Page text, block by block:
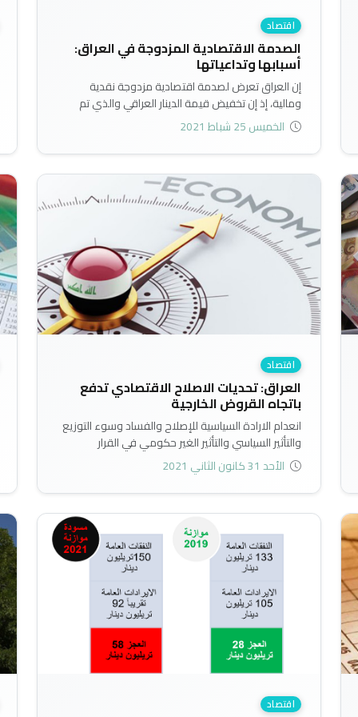
اقتصاد
الصدمة الاقتصادية المزدوجة في العراق:
أسبابها وتداعياتها
إن العراق تعرض لصدمة اقتصادية مزدوجة نقدية
ومالية، إذ إن تخفيض قيمة الدينار العراقي والذي تم
تنفيذه بشكل مباشر بالتزامن مع تخفيض تعويضات
الموظفين بنسبة كبيرة التي لا تزال قيد النقاش تحت قبة
البرلمان وكان لها أثراً إعلامياً، أديا معاً لتراجع النشاط
الاقتصادي بسبب حالة الغموض والتخوف بشأن
الخميس 25 شباط 2021
اقتصاد
العراق: تحديات الاصلاح الاقتصادي تدفع
باتجاه القروض الخارجية
انعدام الارادة السياسية للإصلاح والفساد وسوء التوزيع
والتأثير السياسي والتأثير الغير حكومي في القرار
الاقتصادي سوف تحرم العراق من المعونة الفنية التي
يقدمها الصندوق في تحسين النظام المالي في البلاد
وفق اداة التمويل السريع..
الأحد 31 كانون الثاني 2021
اقتصاد